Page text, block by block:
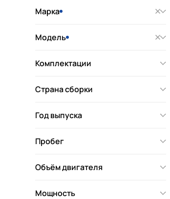
Марка
Модель
Комплектации
Страна сборки
Год выпуска
Пробег
Объём двигателя
Мощность